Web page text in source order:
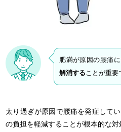
肥満が原因の腰痛
解消する ことが重要
太り過ぎが原因で腰痛を発症して
の負担を軽減することが根本的な対